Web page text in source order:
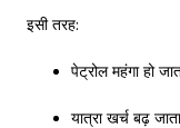
इसी तरह:
पेट्रोल महंगा हो
यात्रा खर्च बढ़